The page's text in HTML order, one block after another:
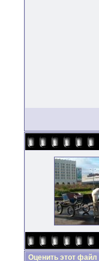
Оценить этот файл